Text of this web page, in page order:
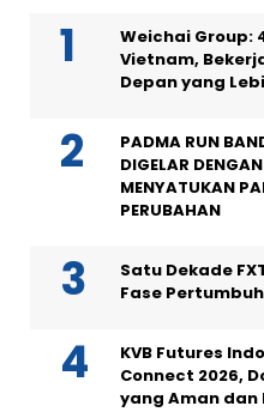
Weichai Group:
Vietnam,
Depan yang
PADMA RUN
DIGELAR
MENYATUKAN
PERUBAHAN
Satu Dekade
Fase
KVB Futures
Connect 2026,
yang Aman